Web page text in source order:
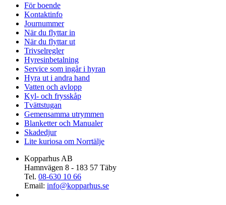
För boende
Kontaktinfo
Journummer
När du flyttar in
När du flyttar ut
Trivselregler
Hyresinbetalning
Service som ingår i hyran
Hyra ut i andra hand
Vatten och avlopp
Kyl- och frysskåp
Tvättstugan
Gemensamma utrymmen
Blanketter och Manualer
Skadedjur
Lite kuriosa om Norrtälje
Kopparhus AB
Hamnvägen 8 - 183 57 Täby
Tel. 08-630 10 66
Email: info@kopparhus.se